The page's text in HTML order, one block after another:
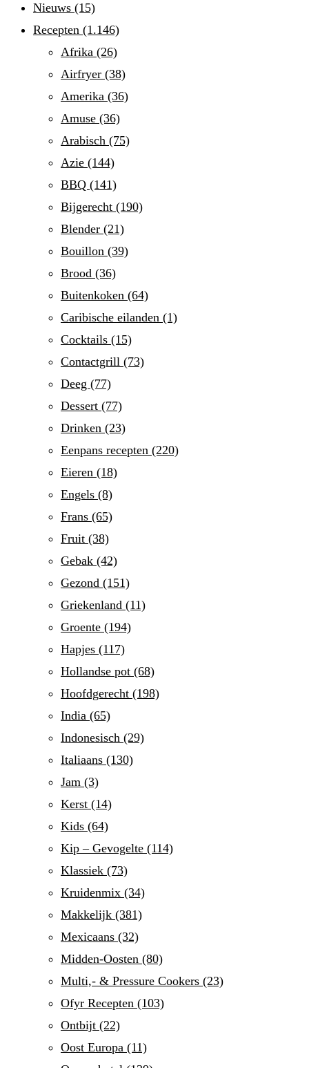
Nieuws (15)
Recepten (1.146)
Afrika (26)
Airfryer (38)
Amerika (36)
Amuse (36)
Arabisch (75)
Azie (144)
BBQ (141)
Bijgerecht (190)
Blender (21)
Bouillon (39)
Brood (36)
Buitenkoken (64)
Caribische eilanden (1)
Cocktails (15)
Contactgrill (73)
Deeg (77)
Dessert (77)
Drinken (23)
Eenpans recepten (220)
Eieren (18)
Engels (8)
Frans (65)
Fruit (38)
Gebak (42)
Gezond (151)
Griekenland (11)
Groente (194)
Hapjes (117)
Hollandse pot (68)
Hoofdgerecht (198)
India (65)
Indonesisch (29)
Italiaans (130)
Jam (3)
Kerst (14)
Kids (64)
Kip – Gevogelte (114)
Klassiek (73)
Kruidenmix (34)
Makkelijk (381)
Mexicaans (32)
Midden-Oosten (80)
Multi,- & Pressure Cookers (23)
Ofyr Recepten (103)
Ontbijt (22)
Oost Europa (11)